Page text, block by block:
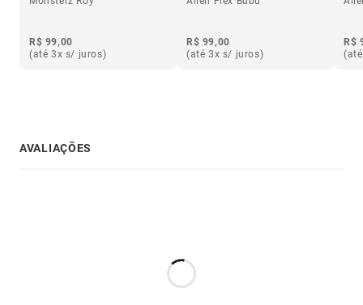
R$ 99,00
(até 3x s/ juros)
R$ 99,00
(até 3x s/ juros)
R$
AVALIAÇÕES